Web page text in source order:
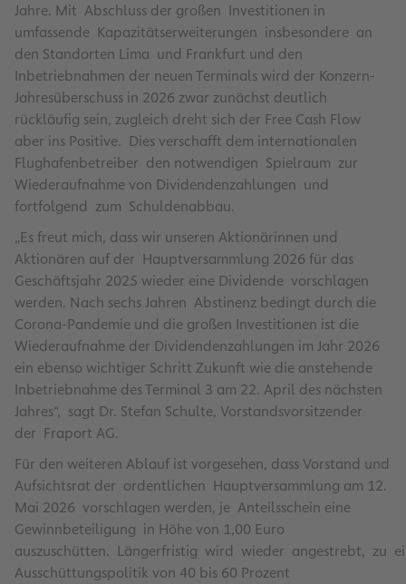
Jahre. Mit Abschluss der großen Investitionen in
umfassende Kapazitätserweiterungen insbesondere an
den Standorten Lima und Frankfurt und den
Inbetriebnahmen der neuen Terminals wird der Konzern-
Jahresüberschuss in 2026 zwar zunächst deutlich
rückläufig sein, zugleich dreht sich der Free Cash Flow
aber ins Positive. Dies verschafft dem internationalen
Flughafenbetreiber den notwendigen Spielraum zur
Wiederaufnahme von Dividendenzahlungen und
fortfolgend zum Schuldenabbau.
„Es freut mich, dass wir unseren Aktionärinnen und
Aktionären auf der Hauptversammlung 2026 für das
Geschäftsjahr 2025 wieder eine Dividende vorschlagen
werden. Nach sechs Jahren Abstinenz bedingt durch die
Corona-Pandemie und die großen Investitionen ist die
Wiederaufnahme der Dividendenzahlungen im Jahr 2026
ein ebenso wichtiger Schritt Zukunft wie die anstehende
Inbetriebnahme des Terminal 3 am 22. April des nächsten
Jahres“, sagt Dr. Stefan Schulte, Vorstandsvorsitzender
der Fraport AG.
Für den weiteren Ablauf ist vorgesehen, dass Vorstand und
Aufsichtsrat der ordentlichen Hauptversammlung am 12.
Mai 2026 vorschlagen werden, je Anteilsschein eine
Gewinnbeteiligung in Höhe von 1,00 Euro
auszuschütten. Längerfristig wird wieder angestrebt, zu
Ausschüttungspolitik von 40 bis 60 Prozent